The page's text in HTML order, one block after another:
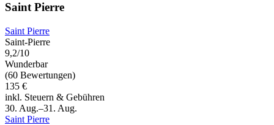
Saint Pierre
Saint Pierre
Saint-Pierre
9,2/10
Wunderbar
(60 Bewertungen)
135 €
inkl. Steuern & Gebühren
30. Aug.–31. Aug.
Saint Pierre